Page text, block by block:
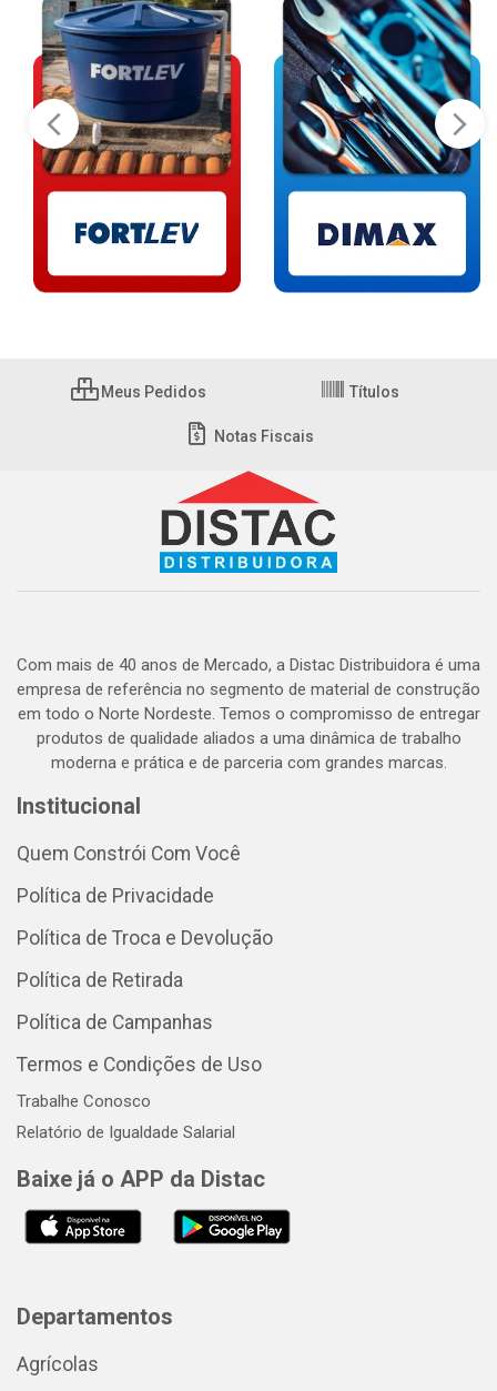
Meus Pedidos Títulos
Notas Fiscais
Com mais de 40 anos de Mercado, a Distac Distribuidora é uma
empresa de referência no segmento de material de construção
em todo o Norte Nordeste. Temos o compromisso de entregar
produtos de qualidade aliados a uma dinâmica de trabalho
moderna e prática e de parceria com grandes marcas.
Institucional
Quem Constrói Com Você
Política de Privacidade
Política de Troca e Devolução
Política de Retirada
Política de Campanhas
Termos e Condições de Uso
Trabalhe Conosco
Relatório de Igualdade Salarial
Baixe já o APP da Distac
Departamentos
Agrícolas